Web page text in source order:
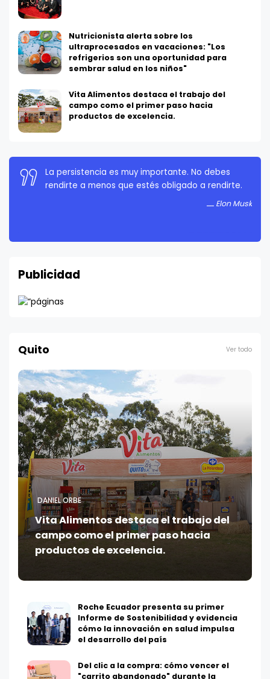
Nutricionista alerta sobre los
ultraprocesados en vacaciones: "Los
refrigerios son una oportunidad para
sembrar salud en los niños"
Vita Alimentos destaca el trabajo del
campo como el primer paso hacia
productos de excelencia.
La persistencia es muy importante. No debes
rendirte a menos que estés obligado a rendirte.
Elon Musk
Publicidad
Quito Ver todo
DANIEL ORBE
Vita Alimentos destaca el trabajo del
campo como el primer paso hacia
productos de excelencia.
Roche Ecuador presenta su primer
Informe de Sostenibilidad y evidencia
cómo la innovación en salud impulsa
el desarrollo del país
Del clic a la compra: cómo vencer el
"carrito abandonado" durante la